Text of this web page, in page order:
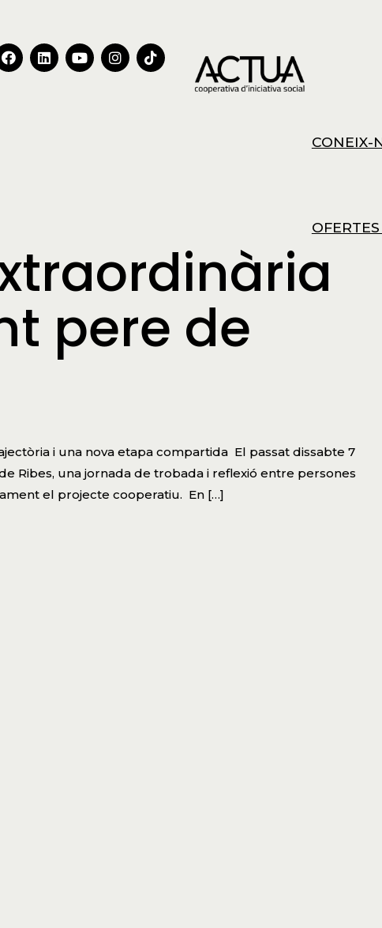
CONEIX-
pere de
i una nova etapa compartida El passat dissabte 7
Ribes, una jornada de trobada i reflexió entre persones
el projecte cooperatiu. En […]